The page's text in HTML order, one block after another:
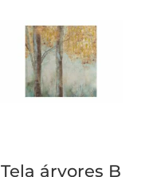
Tela árvores B